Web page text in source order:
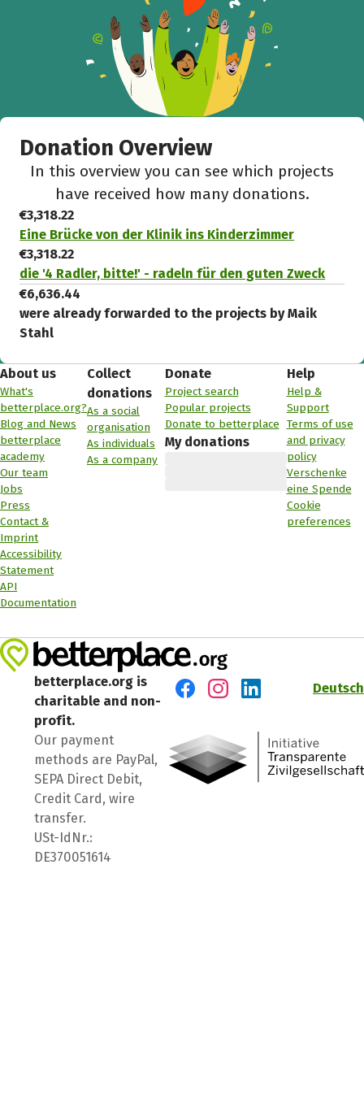
Donation Overview
In this overview you can see which projects
have received how many donations.
€3,318.22
Eine Brücke von der Klinik ins Kinderzimmer
€3,318.22
die '4 Radler, bitte!' - radeln für den guten Zweck
€6,636.44
were already forwarded to the projects by Maik
Stahl
About us
What's
betterplace.org?
Blog and News
betterplace
academy
Our team
Jobs
Press
Contact &
Imprint
Accessibility
Statement
API
Documentation
Collect
donations
As a social
organisation
As individuals
As a company
Donate
Project search
Popular projects
Donate to betterplace
My donations
Help
Help &
Support
Terms of use
and privacy
policy
Verschenke
eine Spende
Cookie
preferences
betterplace.org is
charitable and non-
profit.
Our payment
methods are PayPal,
SEPA Direct Debit,
Credit Card, wire
transfer.
USt-IdNr.:
DE370051614
Deutsch